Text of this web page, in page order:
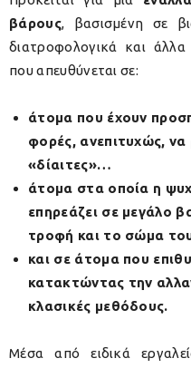
βάρους, βασισμένη σε
διατροφολογικά και άλλα
που απευθύνεται σε:
άτομα που έχουν
φορές, ανεπιτυχώς,
«δίαιτες»…
άτομα στα οποία η
επηρεάζει σε μεγάλο
τροφή και το σώμα
και σε άτομα που
κατακτώντας την
κλασικές μεθόδους.
Μέσα από ειδικά